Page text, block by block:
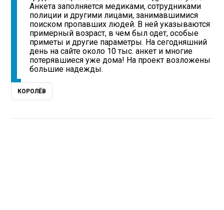
Анкета заполняется медиками, сотрудниками
полиции и другими лицами, занимавшимися
поиском пропавших людей. В ней указываются
примерный возраст, в чем был одет, особые
приметы и другие параметры. На сегодняшний
день на сайте около 10 тыс. анкет и многие
потерявшиеся уже дома! На проект возложены
большие надежды.
КОРОЛЁВ